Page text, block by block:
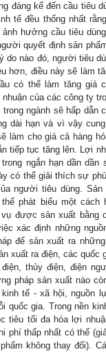
đáng kể đến cầu tiêu
tế đều thống nhất
hưởng cầu tiêu
quyết định sản
do nào đó, người tiêu
hơn, điều này sẽ làm
có thể làm tăng giá
của các công ty
ngành sẽ hấp dẫn
dài hạn và vì vậy
làm cho giá cả hàng
tiếp tục tăng lên. Lợi
ngắn hạn dần dần
có thể giải thích sự
người tiêu dùng. Sản
phát biểu một cách
được sản xuất bằng
xác định những
để sản xuất ra
xuất ra điện, các quốc
thủy điện, điện
pháp sản xuất nào
kinh tế - xã hội, nguồn
quốc gia. Trong nền
tiêu tối đa hóa lợi
phí thấp nhất có thể
không thay đổi).